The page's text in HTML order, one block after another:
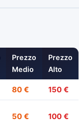
Prezzo
Medio
Prezzo
Alto
80 € 150 €
50 € 100 €